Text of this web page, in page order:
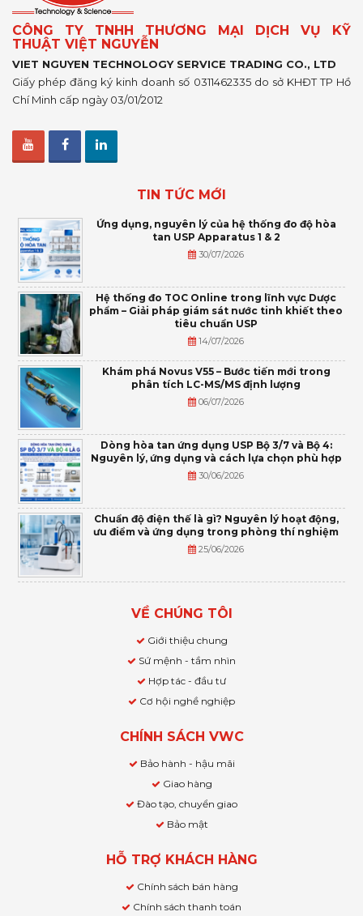
CÔNG TY TNHH THƯƠNG MẠI DỊCH VỤ KỸ
THUẬT VIỆT NGUYỄN
VIET NGUYEN TECHNOLOGY SERVICE TRADING CO., LTD
Giấy phép đăng ký kinh doanh số 0311462335 do sở KHĐT TP Hồ
Chí Minh cấp ngày 03/01/2012
TIN TỨC MỚI
Ứng dụng, nguyên lý của hệ thống đo độ hòa
tan USP Apparatus 1 & 2
30/07/2026
Hệ thống đo TOC Online trong lĩnh vực Dược
phẩm – Giải pháp giám sát nước tinh khiết theo
tiêu chuẩn USP
14/07/2026
Khám phá Novus V55 – Bước tiến mới trong
phân tích LC-MS/MS định lượng
06/07/2026
Dòng hòa tan ứng dụng USP Bộ 3/7 và Bộ 4:
Nguyên lý, ứng dụng và cách lựa chọn phù hợp
30/06/2026
Chuẩn độ điện thế là gì? Nguyên lý hoạt động,
ưu điểm và ứng dụng trong phòng thí nghiệm
25/06/2026
VỀ CHÚNG TÔI
Giới thiệu chung
Sứ mệnh - tầm nhìn
Hợp tác - đầu tư
Cơ hội nghề nghiệp
CHÍNH SÁCH VWC
Bảo hành - hậu mãi
Giao hàng
Đào tạo, chuyển giao
Bảo mật
HỖ TRỢ KHÁCH HÀNG
Chính sách bán hàng
Chính sách thanh toán